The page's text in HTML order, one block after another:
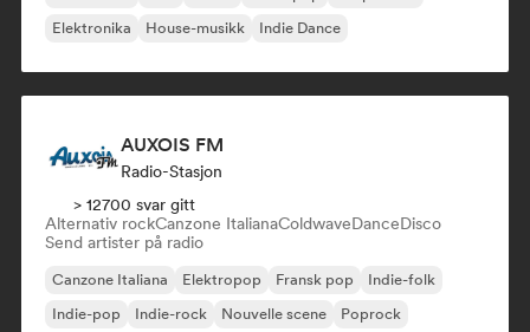
Elektronika
House-musikk Indie Dance
AUXOIS FM
Radio-Stasjon
> 12700 svar gitt
Alternativ rockCanzone ItalianaColdwaveDanceDisco
Send artister på radio
Canzone Italiana Elektropop Fransk pop
Indie-folk
Indie-pop
Indie-rock Nouvelle scene Poprock